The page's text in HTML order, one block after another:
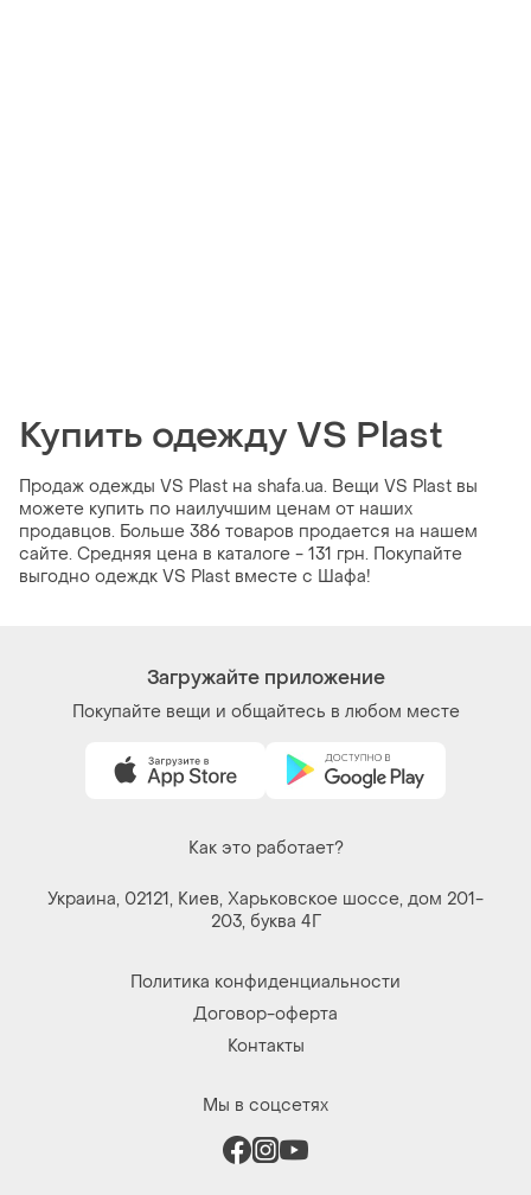
Купить одежду VS Plast
Продаж одежды VS Plast на shafa.ua. Вещи VS Plast вы
можете купить по наилучшим ценам от наших
продавцов. Больше 386 товаров продается на нашем
сайте. Средняя цена в каталоге - 131 грн. Покупайте
выгодно одеждк VS Plast вместе с Шафа!
Загружайте приложение
Покупайте вещи и общайтесь в любом месте
Как это работает?
Украина, 02121, Киев, Харьковское шоссе, дом 201-
203, буква 4Г
Политика конфиденциальности
Договор-оферта
Контакты
Мы в соцсетях